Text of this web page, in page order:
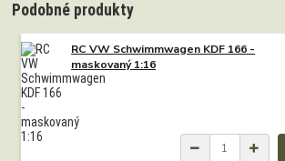
Podobné produkty
RC VW Schwimmwagen KDF 166 -
maskovaný 1:16